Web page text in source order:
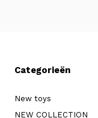
Categorieën
New toys
NEW COLLECTION